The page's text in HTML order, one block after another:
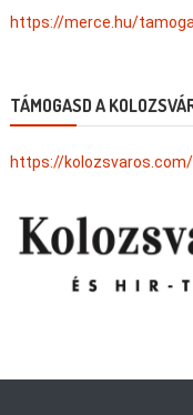
https://merce.hu/
TÁMOGASD A
https://